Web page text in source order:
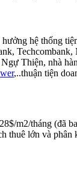
hệ thống
Thiện, nhà
,..thuận tiện
m2/tháng
lớn và